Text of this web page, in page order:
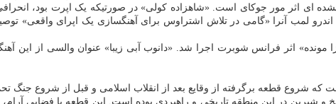
منتشرنشده ای اثر مور جوکای است. «شاهزاده کولی» در صورتیکه یک اپرت بود،
لمب آنرا «گامی در تلاش اشتراوس برای آهنگسازی یک اپرای واقعی»
مونده» اثر فرانس شوبرت اجرا شد. «دانوب آبی زیبا» عنوان والسی از این
شروع قطعه برگرفته از وقایع بعد از انقلاب اسلامی و قبل از شروع جنگ
و شیرین در این منطقه تاریخی و راهبردی بوده است. این قطعه با فضایی